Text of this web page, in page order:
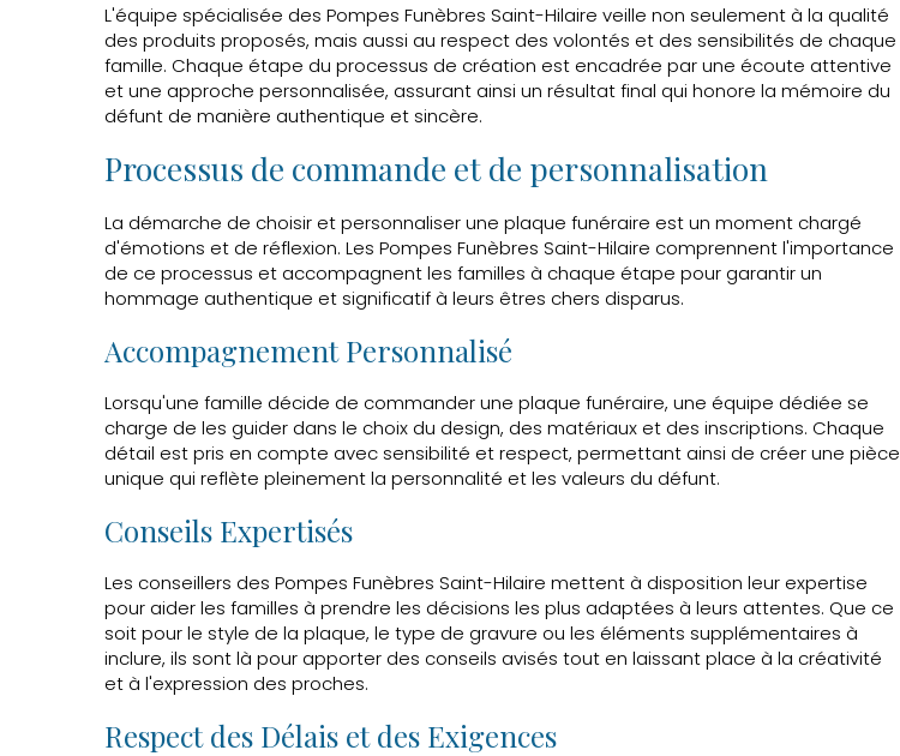
L'équipe spécialisée des Pompes Funèbres Saint-Hilaire veille non seulement à la qualité
des produits proposés, mais aussi au respect des volontés et des sensibilités de chaque
famille. Chaque étape du processus de création est encadrée par une écoute attentive
et une approche personnalisée, assurant ainsi un résultat final qui honore la mémoire du
défunt de manière authentique et sincère.
Processus de commande et de personnalisation
La démarche de choisir et personnaliser une plaque funéraire est un moment chargé
d'émotions et de réflexion. Les Pompes Funèbres Saint-Hilaire comprennent l'importance
de ce processus et accompagnent les familles à chaque étape pour garantir un
hommage authentique et significatif à leurs êtres chers disparus.
Accompagnement Personnalisé
Lorsqu'une famille décide de commander une plaque funéraire, une équipe dédiée se
charge de les guider dans le choix du design, des matériaux et des inscriptions. Chaque
détail est pris en compte avec sensibilité et respect, permettant ainsi de créer une pièce
unique qui reflète pleinement la personnalité et les valeurs du défunt.
Conseils Expertisés
Les conseillers des Pompes Funèbres Saint-Hilaire mettent à disposition leur expertise
pour aider les familles à prendre les décisions les plus adaptées à leurs attentes. Que ce
soit pour le style de la plaque, le type de gravure ou les éléments supplémentaires à
inclure, ils sont là pour apporter des conseils avisés tout en laissant place à la créativité
et à l'expression des proches.
Respect des Délais et des Exigences